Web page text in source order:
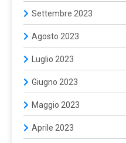
Settembre 2023
Agosto 2023
Luglio 2023
Giugno 2023
Maggio 2023
Aprile 2023